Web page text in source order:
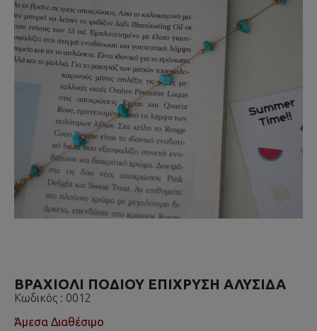
ΒΡΑΧΙΟΛΙ ΠΟΔΙΟΥ ΕΠΙΧΡΥΣΗ ΑΛΥΣΙΔΑ
Κωδικός : 0012
Άμεσα Διαθέσιμο